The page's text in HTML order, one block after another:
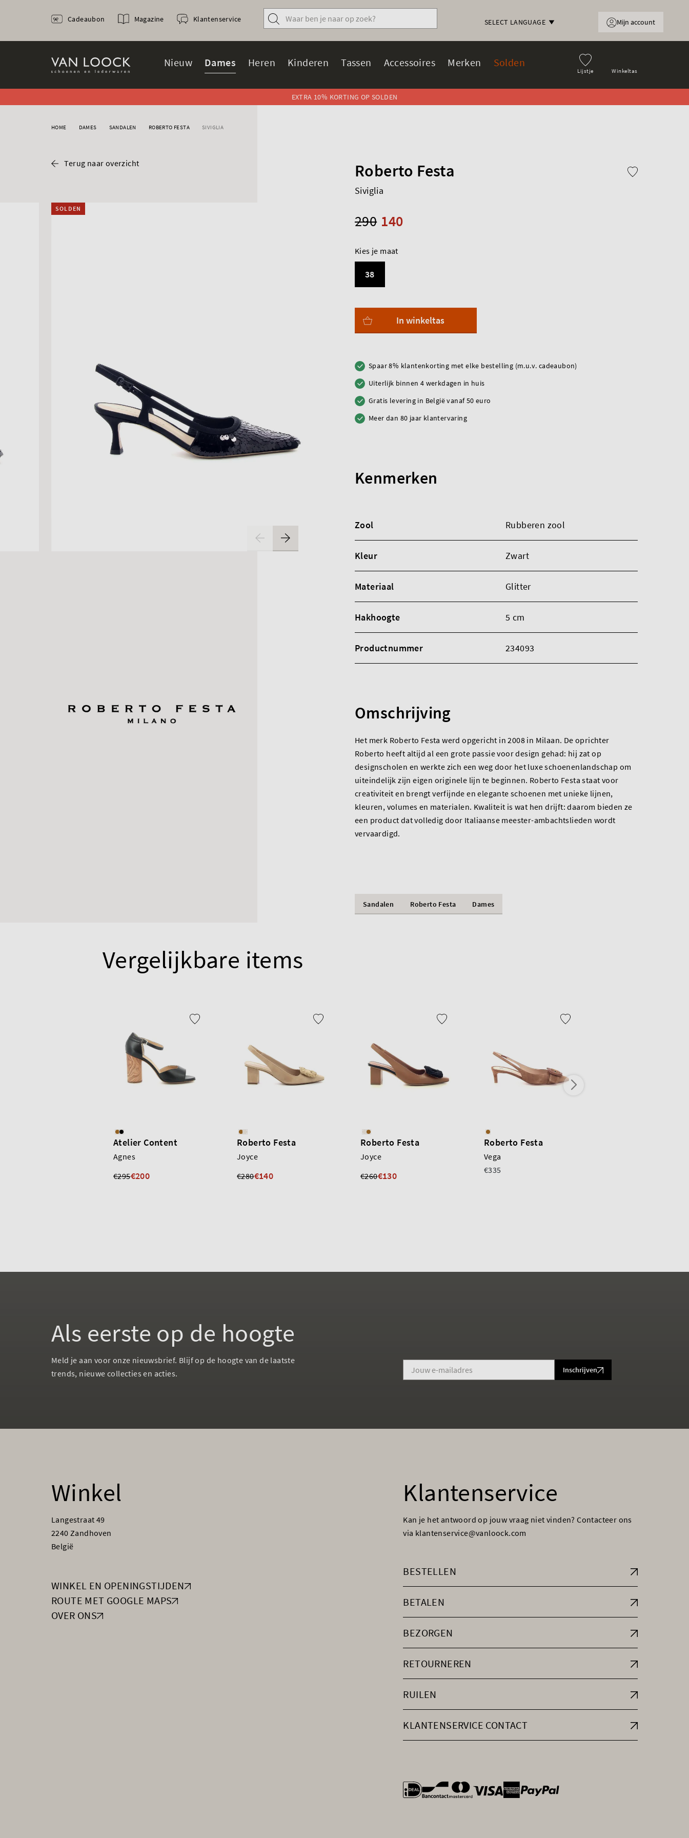
SELECT LANGUAGE
Lijstje Winkeltas
Nieuw Dames Heren Kinderen Tassen Accessoires Merken Solden
Cadeaubon Magazine Klantenservice Mijn account
EXTRA 10% KORTING OP SOLDEN
HOME DAMES SANDALEN ROBERTO FESTA SIVIGLIA
Terug naar overzicht
SOLDEN
Roberto Festa
Siviglia
140
290
Kies je maat
38
In winkeltas
Spaar 8% klantenkorting met elke bestelling (m.u.v. cadeaubon)
Uiterlijk binnen 4 werkdagen in huis
Gratis levering in België vanaf 50 euro
Meer dan 80 jaar klantervaring
Kenmerken
Zool Rubberen zool
Kleur Zwart
Materiaal Glitter
Hakhoogte 5 cm
Productnummer 234093
Omschrijving
Het merk Roberto Festa werd opgericht in 2008 in Milaan. De oprichter
Roberto heeft altijd al een grote passie voor design gehad: hij zat op
designscholen en werkte zich een weg door het luxe schoenenlandschap om
uiteindelijk zijn eigen originele lijn te beginnen. Roberto Festa staat voor
creativiteit en brengt verfijnde en elegante schoenen met unieke lijnen,
kleuren, volumes en materialen. Kwaliteit is wat hen drijft: daarom bieden ze
een product dat volledig door Italiaanse meester-ambachtslieden wordt
vervaardigd.
Sandalen Roberto Festa Dames
Vergelijkbare items
Atelier Content
Agnes
€295€200
Roberto Festa
Joyce
€280€140
Roberto Festa
Joyce
€260€130
Roberto Festa
Vega
€335
Als eerste op de hoogte
Meld je aan voor onze nieuwsbrief. Blijf op de hoogte van de laatste
trends, nieuwe collecties en acties.
Inschrijven
Winkel
Langestraat 49
2240 Zandhoven
België
WINKEL EN OPENINGSTIJDEN
ROUTE MET GOOGLE MAPS
OVER ONS
Klantenservice
Kan je het antwoord op jouw vraag niet vinden? Contacteer ons
via klantenservice@vanloock.com
BESTELLEN
BETALEN
BEZORGEN
RETOURNEREN
RUILEN
KLANTENSERVICE CONTACT
general.paymentOptions